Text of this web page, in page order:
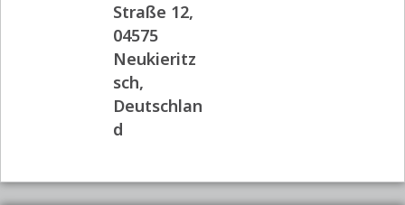
Straße 12,
04575
Neukieritz
sch,
Deutschlan
d